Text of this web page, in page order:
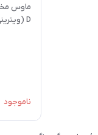
ماوس
D (ویترینی - جعبه باز)
ناموجود